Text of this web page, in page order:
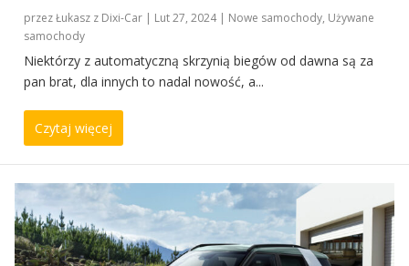
przezŁukasz z Dixi-Car | Lut 27, 2024| Nowe samochody, Używane
samochody
Niektórzy z automatyczną skrzynią biegów od dawna są za
pan brat, dla innych to nadal nowość, a...
Czytaj więcej